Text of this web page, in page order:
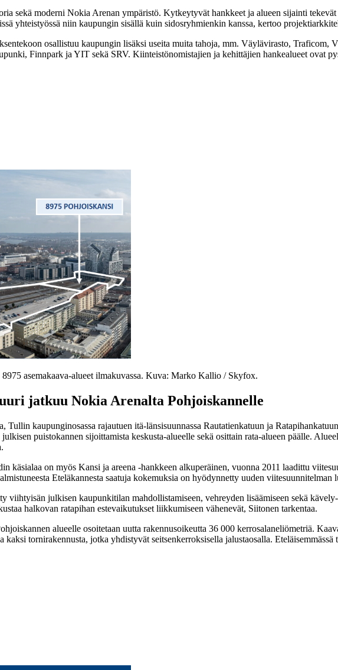
sekä moderni Nokia Arenan ympäristö. Kytkeytyvät hankkeet ja alueen sijainti
yhteistyössä niin kaupungin sisällä kuin sidosryhmienkin kanssa, kertoo
osallistuu kaupungin lisäksi useita muita tahoja, mm. Väylävirasto,
Finnpark ja YIT sekä SRV. Kiinteistönomistajien ja kehittäjien hankealueet ovat
asemakaava-alueet ilmakuvassa. Kuva: Marko Kallio / Skyfox.
jatkuu Nokia Arenalta Pohjoiskannelle
Tullin kaupunginosassa rajautuen itä-länsisuunnassa Rautatienkatuun ja
puistokannen sijoittamista keskusta-alueelle sekä osittain rata-alueen päälle.
käsialaa on myös Kansi ja areena -hankkeen alkuperäinen, vuonna 2011 laadittu
Eteläkannesta saatuja kokemuksia on hyödynnetty uuden viitesuunnitelman
viihtyisän julkisen kaupunkitilan mahdollistamiseen, vehreyden lisäämiseen sekä
halkovan ratapihan estevaikutukset liikkumiseen vähenevät, Siitonen tarkentaa.
alueelle osoitetaan uutta rakennusoikeutta 36 000 kerrosalaneliömetriä.
kaksi tornirakennusta, jotka yhdistyvät seitsenkerroksisella jalustaosalla.